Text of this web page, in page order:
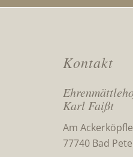
Kontakt
Karl Faißt
Am
77740 Bad